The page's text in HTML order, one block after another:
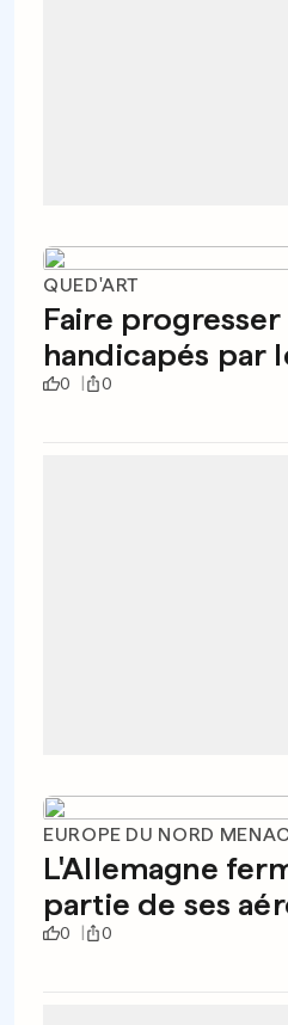
QUED'ART
Faire progresser
handicapés par
0 0
EUROPE DU NORD
L'Allemagne
partie de ses
0 0